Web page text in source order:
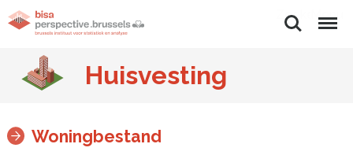
ZoekenMenu
Huisvesting
Woningbestand